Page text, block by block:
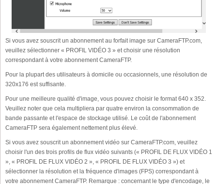
Si vous avez souscrit un abonnement au forfait image sur CameraFTP.com,
veuillez sélectionner « PROFIL VIDÉO 3 » et choisir une résolution
correspondant à votre abonnement CameraFTP.
Pour la plupart des utilisateurs à domicile ou occasionnels, une résolution de
320x176 est suffisante.
Pour une meilleure qualité d'image, vous pouvez choisir le format 640 x 352.
Veuillez noter que cela multipliera par quatre environ la consommation de
bande passante et l'espace de stockage utilisé. Le coût de l'abonnement
CameraFTP sera également nettement plus élevé.
Si vous avez souscrit un abonnement vidéo sur CameraFTP.com, veuillez
choisir l'un des trois profils de flux vidéo suivants (« PROFIL DE FLUX VIDÉO 1
», « PROFIL DE FLUX VIDÉO 2 », « PROFIL DE FLUX VIDÉO 3 ») et
sélectionner la résolution et la fréquence d'images (FPS) correspondant à
votre abonnement CameraFTP. Remarque : concernant le type d'encodage, le